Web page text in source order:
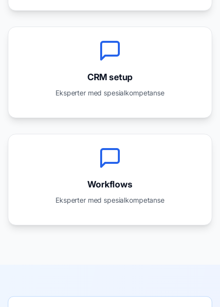
CRM setup
Eksperter med spesialkompetanse
Workflows
Eksperter med spesialkompetanse